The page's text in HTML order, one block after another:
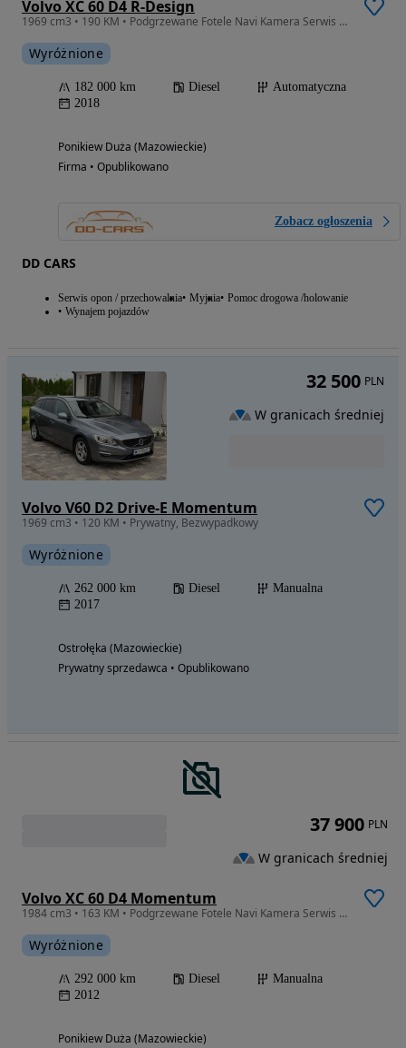
Volvo XC 60 D4 R-Design
1969 cm3 • 190 KM • Podgrzewane Fotele Navi Kamera Serwis Gwarancja
Wyróżnione
182 000 km Diesel
Automatyczna
2018
Ponikiew Duża (Mazowieckie)
Firma • Opublikowano
Zobacz ogłoszenia
DD CARS
Serwis opon / przechowalnia Myjnia Pomoc drogowa /holowanie
Wynajem pojazdów
Volvo V60 D2 Drive-E Momentum
1969 cm3 • 120 KM • Prywatny, Bezwypadkowy
Wyróżnione
262 000 km Diesel
Manualna
2017
Ostrołęka (Mazowieckie)
Prywatny sprzedawca • Opublikowano
32 500 PLN
W granicach średniej
Volvo XC 60 D4 Momentum
1984 cm3 • 163 KM • Podgrzewane Fotele Navi Kamera Serwis Gwarancja
Wyróżnione
292 000 km Diesel
Manualna
2012
Ponikiew Duża (Mazowieckie)
37 900 PLN
W granicach średniej